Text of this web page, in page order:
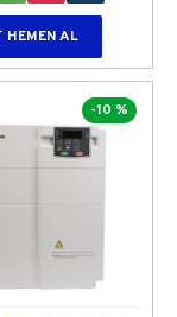
HEMEN AL
-10 %